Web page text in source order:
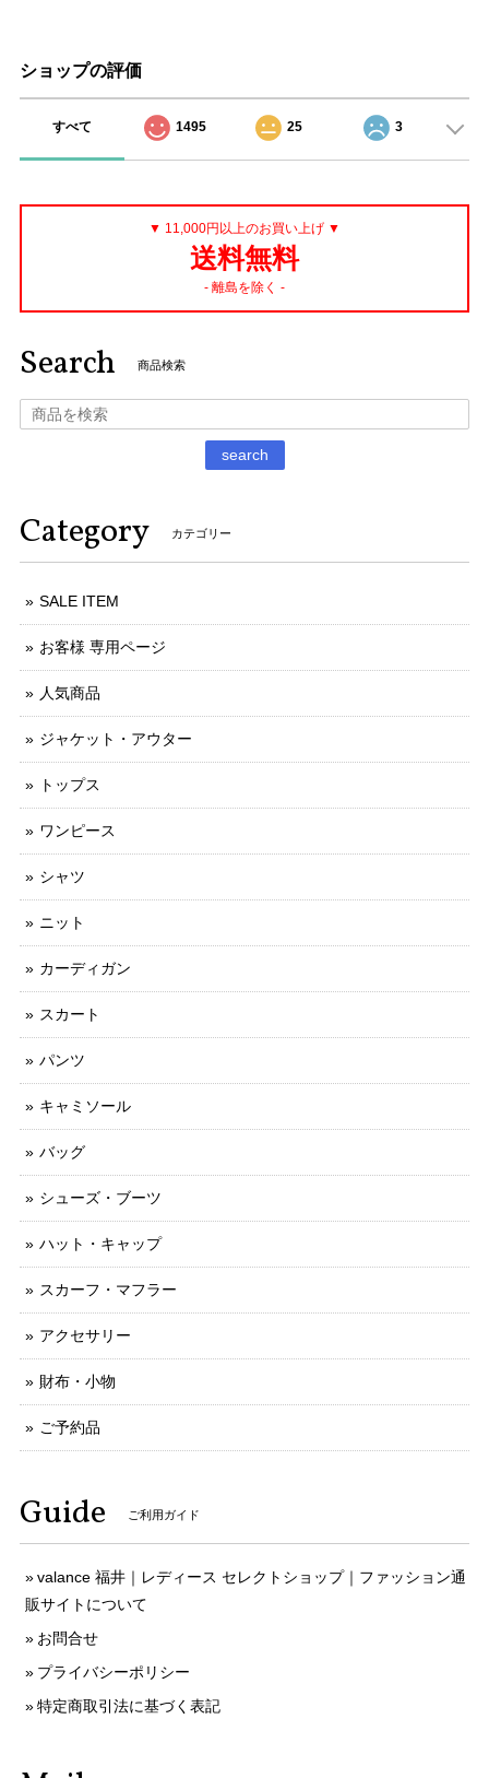
ショップの評価
すべて 1495 25 3
▼ 11,000円以上のお買い上げ ▼
送料無料
- 離島を除く -
Search 商品検索
search
Category カテゴリー
SALE ITEM
お客様 専用ページ
人気商品
ジャケット・アウター
トップス
ワンピース
シャツ
ニット
カーディガン
スカート
パンツ
キャミソール
バッグ
シューズ・ブーツ
ハット・キャップ
スカーフ・マフラー
アクセサリー
財布・小物
ご予約品
Guide ご利用ガイド
valance 福井｜レディース セレクトショップ｜ファッション通
販サイトについて
お問合せ
プライバシーポリシー
特定商取引法に基づく表記